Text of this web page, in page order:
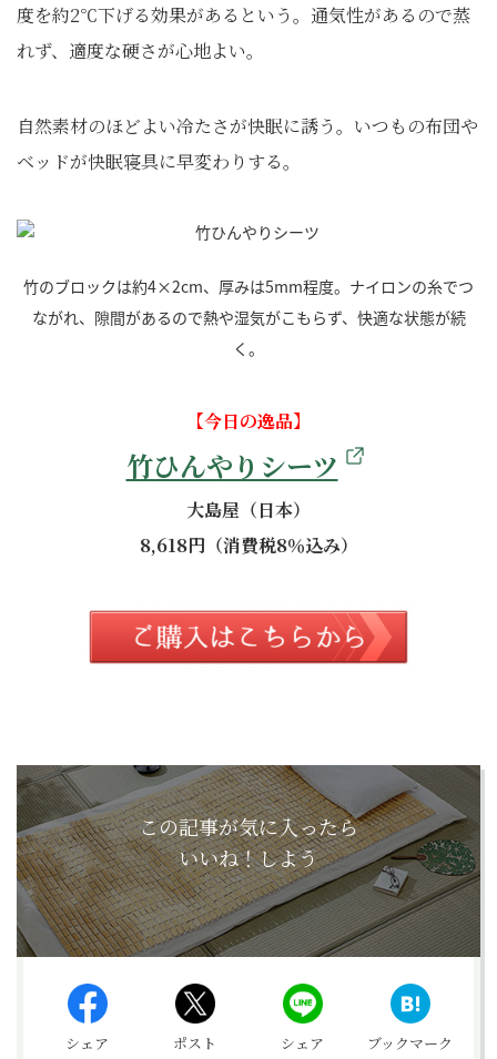
度を約2℃下げる効果があるという。通気性があるので蒸
れず、適度な硬さが心地よい。
自然素材のほどよい冷たさが快眠に誘う。いつもの布団や
ベッドが快眠寝具に早変わりする。
竹のブロックは約4×2cm、厚みは5mm程度。ナイロンの糸でつ
ながれ、隙間があるので熱や湿気がこもらず、快適な状態が続
く。
【今日の逸品】
竹ひんやりシーツ
大島屋（日本）
8,618円（消費税8％込み）
この記事が気に入ったら
いいね！しよう
シェア ポスト シェア ブックマーク